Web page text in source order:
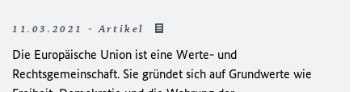
11.03.2021 - Artikel
Die Europäische Union ist eine Werte- und
Rechtsgemeinschaft. Sie gründet sich auf Grundwerte wie